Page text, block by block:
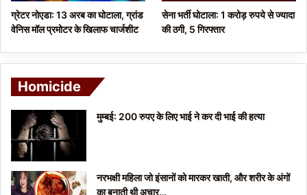
ग्रेटर नोएडा: 13 अरब का घोटाला, ग्रांड
वेनिस मॉल प्रमोटर के खिलाफ चार्जशीट
सेना भर्ती घोटाला: 1 करोड़ रुपये से ज्यादा
की ठगी, 5 गिरफ्तार
Homicide
मुम्बई: 200 रुपए के लिए भाई ने कर दी भाई की हत्या
नरभक्षी महिला जो इंसानों को मारकर खाती, और शरीर के अंगों
का बनाती थी अचार…